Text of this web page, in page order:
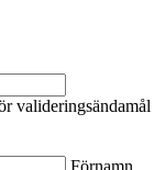
valideringsändamål
Förnamn